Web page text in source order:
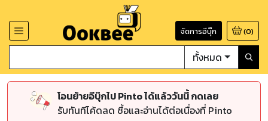
จัดการอีบุ๊ก (0)
ทั้งหมด
โอนย้ายอีบุ๊กไป Pinto ได้แล้ววันนี้ กดเลย
รับทันทีโค้ดลด ซื้อและอ่านได้ต่อเนื่องที่ Pinto